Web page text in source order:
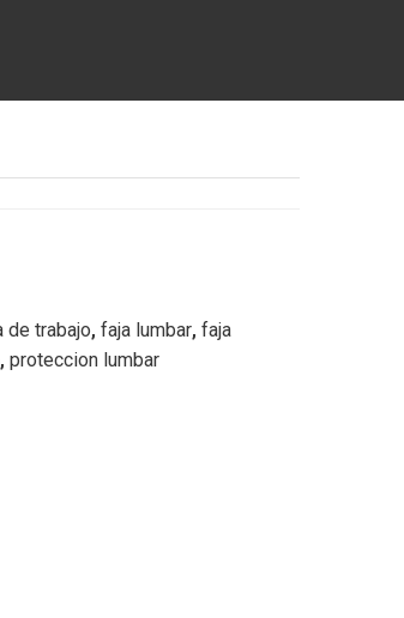
de trabajo, faja lumbar, faja
, proteccion lumbar